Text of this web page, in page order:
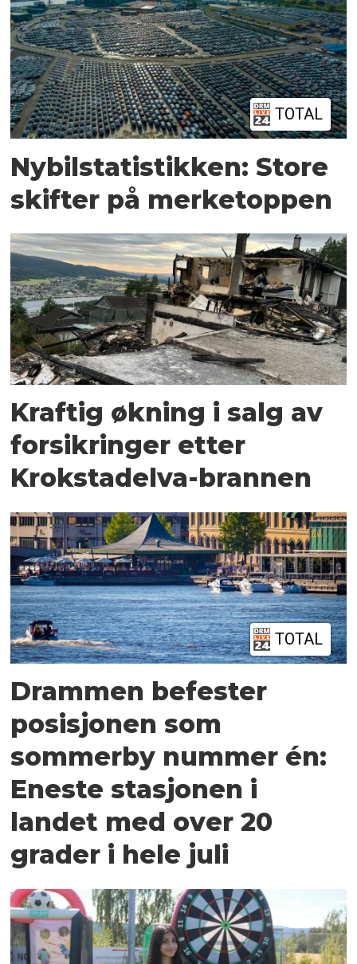
TOTAL
Nybilstatistikken: Store
skifter på merketoppen
Kraftig økning i salg av
forsikringer etter
Krokstadelva-brannen
TOTAL
Drammen befester
posisjonen som
sommerby nummer én:
Eneste stasjonen i
landet med over 20
grader i hele juli